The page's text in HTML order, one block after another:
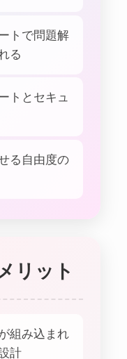
トで問題解
る
トとセキュ
る自由度の
リット
組み込まれ
計